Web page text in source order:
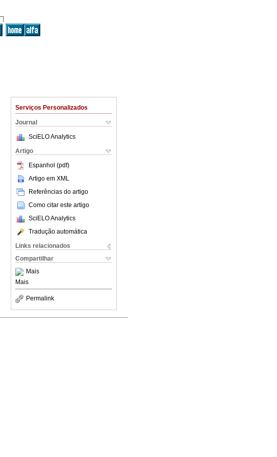
Serviços Personalizados
Journal
SciELO Analytics
Artigo
Espanhol (pdf)
Artigo em XML
Referências do artigo
Como citar este artigo
SciELO Analytics
Tradução automática
Links relacionados
Compartilhar
Mais
Mais
Permalink